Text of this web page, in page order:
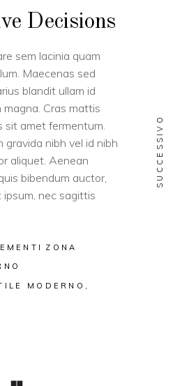
Decisions
sem lacinia quam
Maecenas sed
blandit ullam id
Cras mattis
amet fermentum.
gravida nibh vel id nibh
aliquet. Aenean
bibendum auctor,
nec sagittis
ZONA
MODERNO
SUCCESSIVO